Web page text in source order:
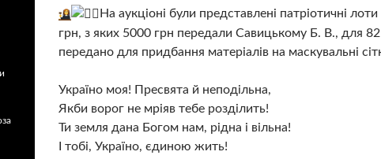
На аукціоні були представлені патріотичні
грн, з яких 5000 грн передали Савицькому Б. В., для
передано для придбання матеріалів на маскувальні
Україно моя! Пресвята й неподільна,
Якби ворог не мріяв тебе розділить!
Ти земля дана Богом нам, рідна і вільна!
І тобі, Україно, єдиною жить!